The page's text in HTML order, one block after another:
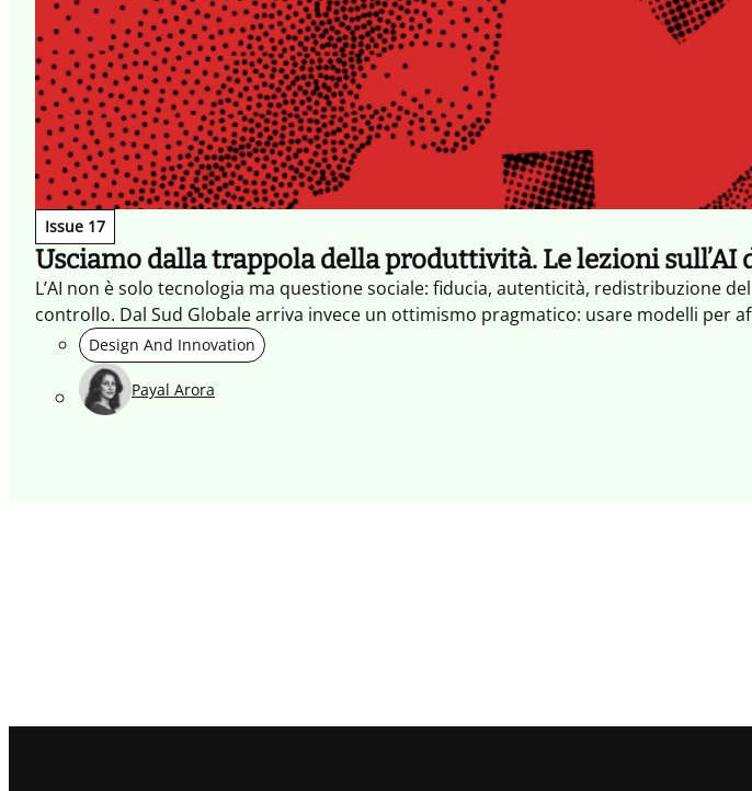
Issue 17
Usciamo dalla trappola della produttività. Le lezioni sull’AI
L’AI non è solo tecnologia ma questione sociale: fiducia, autenticità, redistribuzione
controllo. Dal Sud Globale arriva invece un ottimismo pragmatico: usare modelli per
Design And Innovation
Payal Arora